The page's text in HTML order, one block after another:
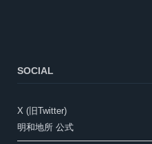
SOCIAL
X (旧Twitter)
明和地所 公式